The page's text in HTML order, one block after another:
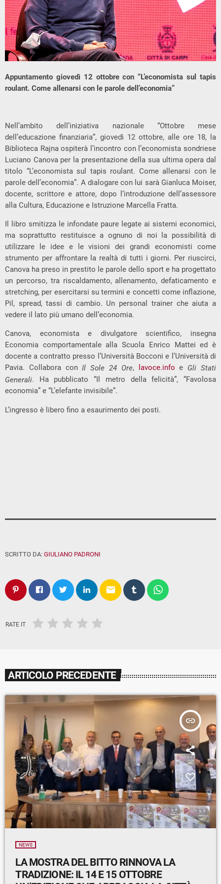
Appuntamento giovedì 12 ottobre con “L’economista sul tapis
roulant. Come allenarsi con le parole dell’economia”
Nell’ambito dell’iniziativa nazionale “Ottobre mese
dell’educazione finanziaria”, giovedì 12 ottobre, alle ore 18, la
Biblioteca Rajna ospiterà l’incontro con l’economista sondriese
Luciano Canova per la presentazione della sua ultima opera dal
titolo “L’economista sul tapis roulant. Come allenarsi con le
parole dell’economia”. A dialogare con lui sarà Gianluca Moiser,
docente, scrittore e attore, dopo l’introduzione dell’assessore
alla Cultura, Educazione e Istruzione Marcella Fratta.
Il libro smitizza le infondate paure legate ai sistemi economici,
ma soprattutto restituisce a ognuno di noi la possibilità di
utilizzare le idee e le visioni dei grandi economisti come
strumento per affrontare la realtà di tutti i giorni. Per riuscirci,
Canova ha preso in prestito le parole dello sport e ha progettato
un percorso, tra riscaldamento, allenamento, defaticamento e
stretching, per esercitarsi su termini e concetti come inflazione,
Pil, spread, tassi di cambio. Un personal trainer che aiuta a
vedere il lato più umano dell’economia.
Canova, economista e divulgatore scientifico, insegna
Economia comportamentale alla Scuola Enrico Mattei ed è
docente a contratto presso l’Università Bocconi e l’Università di
Pavia. Collabora conIl Sole 24 Ore, lavoce.info e Gli Stati
Generali. Ha pubblicato “Il metro della felicità”, “Favolosa
economia” e “L’elefante invisibile”.
L’ingresso è libero fino a esaurimento dei posti.
SCRITTO DA: GIULIANO PADRONI
email
RATE IT
ARTICOLO PRECEDENTE
insert_link
NEWS
LA MOSTRA DEL BITTO RINNOVA LA
TRADIZIONE: IL 14 E 15 OTTOBRE